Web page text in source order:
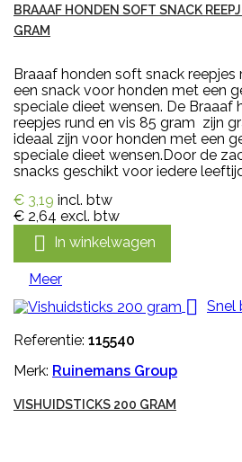
BRAAAF HONDEN SOFT SNACK
GRAM
Braaaf honden soft snack reepjes
een snack voor honden met een
speciale dieet wensen. De Braaaf
reepjes rund en vis 85 gram zijn
ideaal zijn voor honden met een
speciale dieet wensen.Door de
snacks geschikt voor iedere
€ 3,19 incl. btw
€ 2,64 excl. btw
 In winkelwagen
Meer

Snel
Referentie: 115540
Merk: Ruinemans Group
VISHUIDSTICKS 200 GRAM